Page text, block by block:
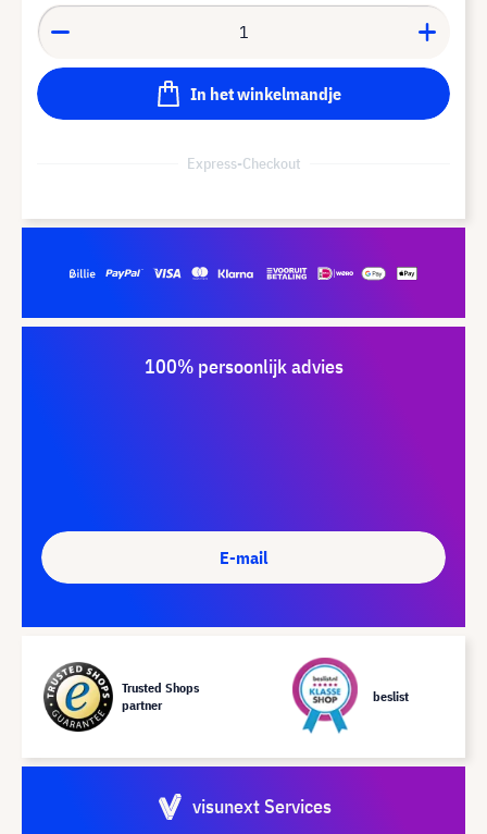
In het winkelmandje
Express-Checkout
100% persoonlijk advies
E-mail
Trusted Shops
partner
beslist
visunext Services